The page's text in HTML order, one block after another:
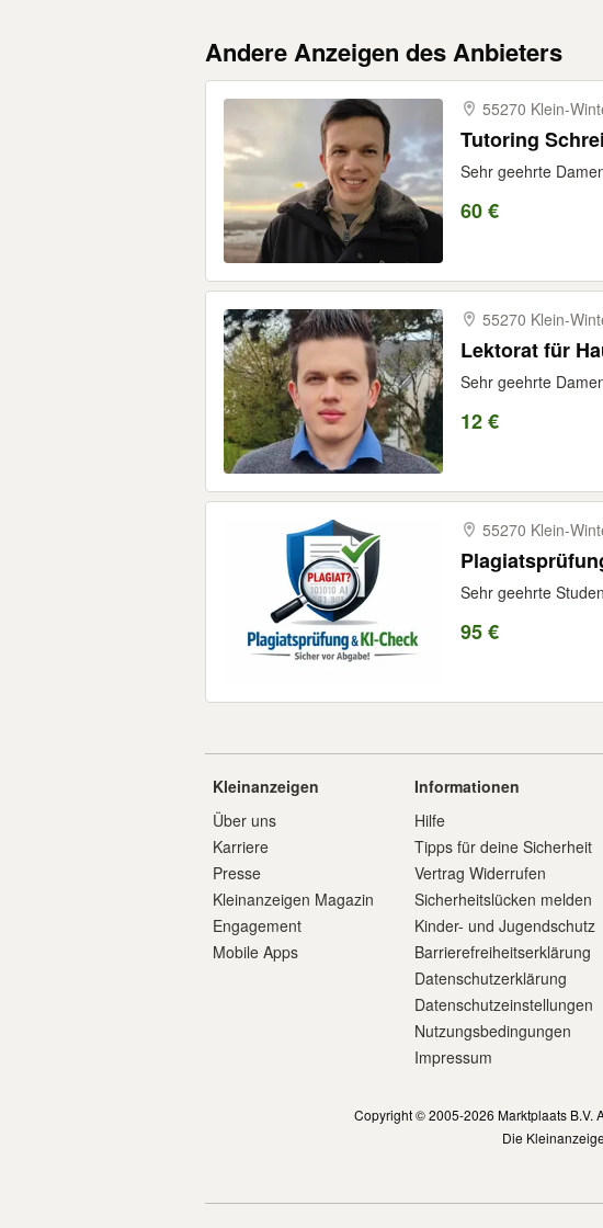
Andere Anzeigen des Anbieters
55270 Klein-​
Tutoring
Sehr geehrte
60 €
55270 Klein-​
Lektorat für
Sehr geehrte
12 €
55270 Klein-​
Sehr geehrte
95 €
Kleinanzeigen
Über uns
Karriere
Presse
Kleinanzeigen Magazin
Engagement
Mobile Apps
Informationen
Hilfe
Tipps für deine Sicherheit
Vertrag Widerrufen
Sicherheitslücken melden
Kinder- und Jugendschutz
Barrierefreiheitserklärung
Datenschutzerklärung
Datenschutzeinstellungen
Nutzungsbedingungen
Impressum
Copyright © 2005-2026 Marktplaats B.V.
Die